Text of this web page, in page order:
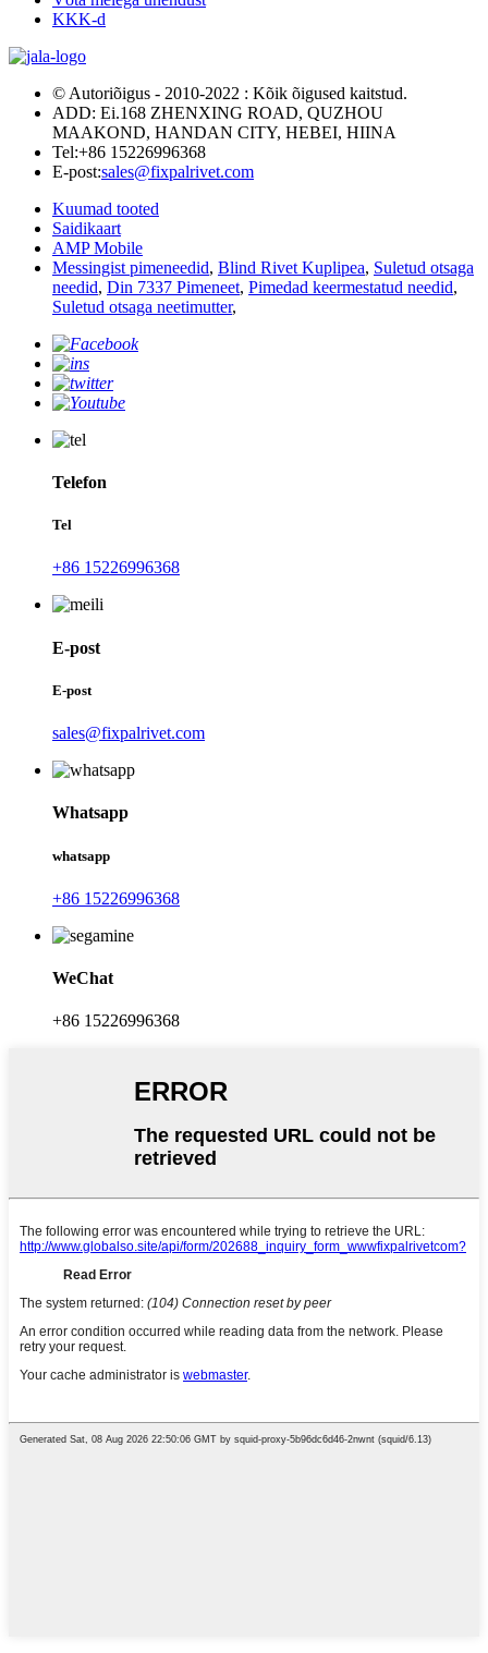
KKK-d
© Autoriõigus - 2010-2022 : Kõik õigused kaitstud.
ADD: Ei.168 ZHENXING ROAD, QUZHOU
MAAKOND, HANDAN CITY, HEBEI, HIINA
Tel:+86 15226996368
E-post:sales@fixpalrivet.com
Kuumad tooted
Saidikaart
AMP Mobile
Messingist pimeneedid, Blind Rivet Kuplipea, Suletud otsaga
needid, Din 7337 Pimeneet, Pimedad keermestatud needid,
Suletud otsaga neetimutter,
Telefon
Tel
+86 15226996368
E-post
E-post
sales@fixpalrivet.com
Whatsapp
whatsapp
+86 15226996368
WeChat
+86 15226996368